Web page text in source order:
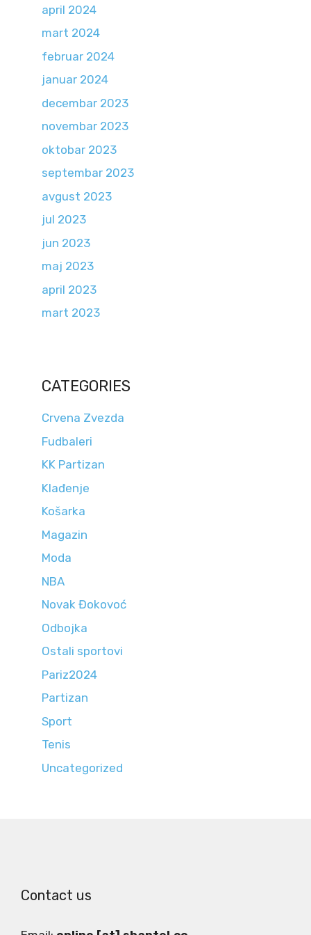
april 2024
mart 2024
februar 2024
januar 2024
decembar 2023
novembar 2023
oktobar 2023
septembar 2023
avgust 2023
jul 2023
jun 2023
maj 2023
april 2023
mart 2023
CATEGORIES
Crvena Zvezda
Fudbaleri
KK Partizan
Klađenje
Košarka
Magazin
Moda
NBA
Novak Đokovoć
Odbojka
Ostali sportovi
Pariz2024
Partizan
Sport
Tenis
Uncategorized
Contact us